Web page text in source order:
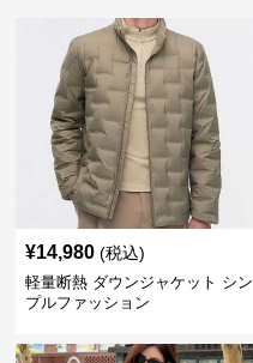
¥14,980 (税込)
軽量断熱 ダウンジャケット シン
プルファッション